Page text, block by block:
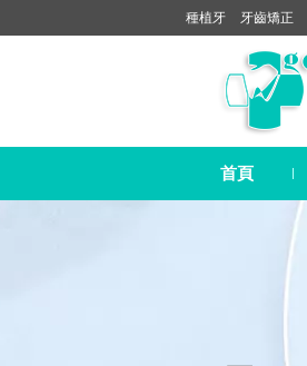
種植牙 牙齒矯正
首頁